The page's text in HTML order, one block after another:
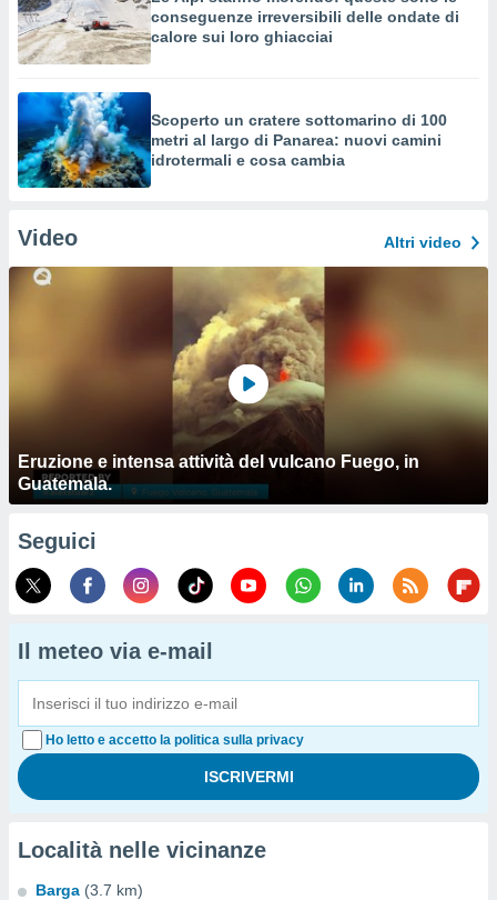
conseguenze irreversibili delle ondate di
calore sui loro ghiacciai
Scoperto un cratere sottomarino di 100
metri al largo di Panarea: nuovi camini
idrotermali e cosa cambia
Video Altri video
Eruzione e intensa attività del vulcano Fuego, in
Guatemala.
Seguici
Il meteo via e-mail
Ho letto e accetto la politica sulla privacy
Località nelle vicinanze
Barga (3.7 km)